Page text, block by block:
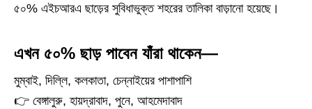
৫০% এইচআরএ ছাড়ের সুবিধাভুক্ত শহরের তালিকা বাড়ানো হয়েছে।
এখন ৫০% ছাড় পাবেন যাঁরা থাকেন—
মুম্বাই, দিল্লি, কলকাতা, চেন্নাইয়ের পাশাপাশি
👉 বেঙ্গালুরু, হায়দ্রাবাদ, পুনে, আহমেদাবাদ